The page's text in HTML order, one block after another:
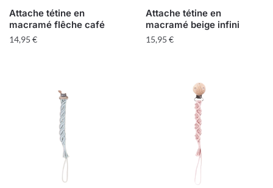
Attache tétine en
macramé flêche café
14,95 €
Attache tétine en
macramé beige infini
15,95 €